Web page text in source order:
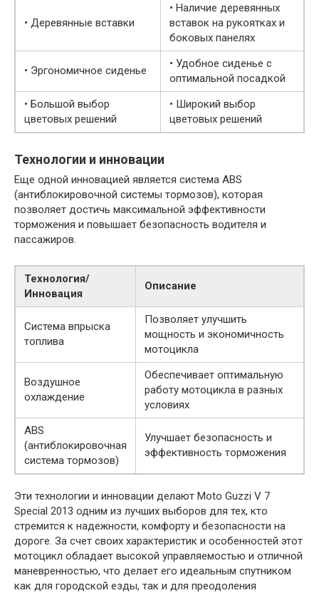
• Деревянные вставки
• Наличие деревянных
вставок на рукоятках и
боковых панелях
• Эргономичное сиденье
• Удобное сиденье с
оптимальной посадкой
• Большой выбор
цветовых решений
• Широкий выбор
цветовых решений
Технологии и инновации
Еще одной инновацией является система ABS
(антиблокировочной системы тормозов), которая
позволяет достичь максимальной эффективности
торможения и повышает безопасность водителя и
пассажиров.
Технология/
Инновация
Описание
Система впрыска
топлива
Позволяет улучшить
мощность и экономичность
мотоцикла
Воздушное
охлаждение
Обеспечивает оптимальную
работу мотоцикла в разных
условиях
ABS
(антиблокировочная
система тормозов)
Улучшает безопасность и
эффективность торможения
Эти технологии и инновации делают Moto Guzzi V 7
Special 2013 одним из лучших выборов для тех, кто
стремится к надежности, комфорту и безопасности на
дороге. За счет своих характеристик и особенностей этот
мотоцикл обладает высокой управляемостью и отличной
маневренностью, что делает его идеальным спутником
как для городской езды, так и для преодоления